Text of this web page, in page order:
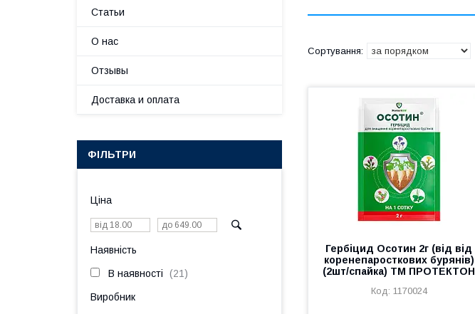
Гербіцид Осотин 2г (від від
коренепаросткових бурянів)
(2шт/спайка) ТМ ПРОТЕКТОН
1170024
Статьи
О нас
Отзывы
Доставка и оплата
ФІЛЬТРИ
Ціна
Наявність
В наявності 21
Виробник